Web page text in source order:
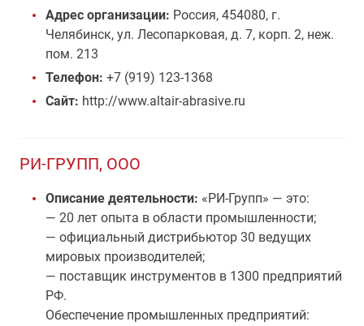
Адрес организации: Россия, 454080, г.
Челябинск, ул. Лесопарковая, д. 7, корп. 2, неж.
пом. 213
Телефон: +7 (919) 123-1368
Сайт: http://www.altair-abrasive.ru
РИ-ГРУПП, ООО
Описание деятельности: «РИ-Групп» — это:
— 20 лет опыта в области промышленности;
— официальный дистрибьютор 30 ведущих
мировых производителей;
— поставщик инструментов в 1300 предприятий
РФ.
Обеспечение промышленных предприятий: